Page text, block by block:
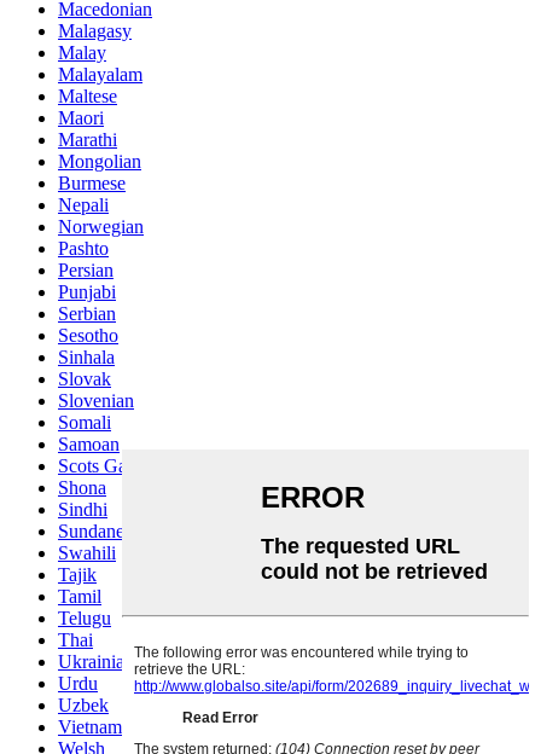
Macedonian
Malagasy
Malay
Malayalam
Maltese
Maori
Marathi
Mongolian
Burmese
Nepali
Norwegian
Pashto
Persian
Punjabi
Serbian
Sesotho
Sinhala
Slovak
Slovenian
Somali
Samoan
Scots Gaelic
Shona
Sindhi
Sundanese
Swahili
Tajik
Tamil
Telugu
Thai
Ukrainian
Urdu
Uzbek
Vietnamese
Welsh